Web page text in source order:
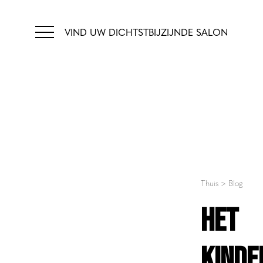
VIND UW DICHTSTBIJZIJNDE SALON
Thuis > Blog
HET